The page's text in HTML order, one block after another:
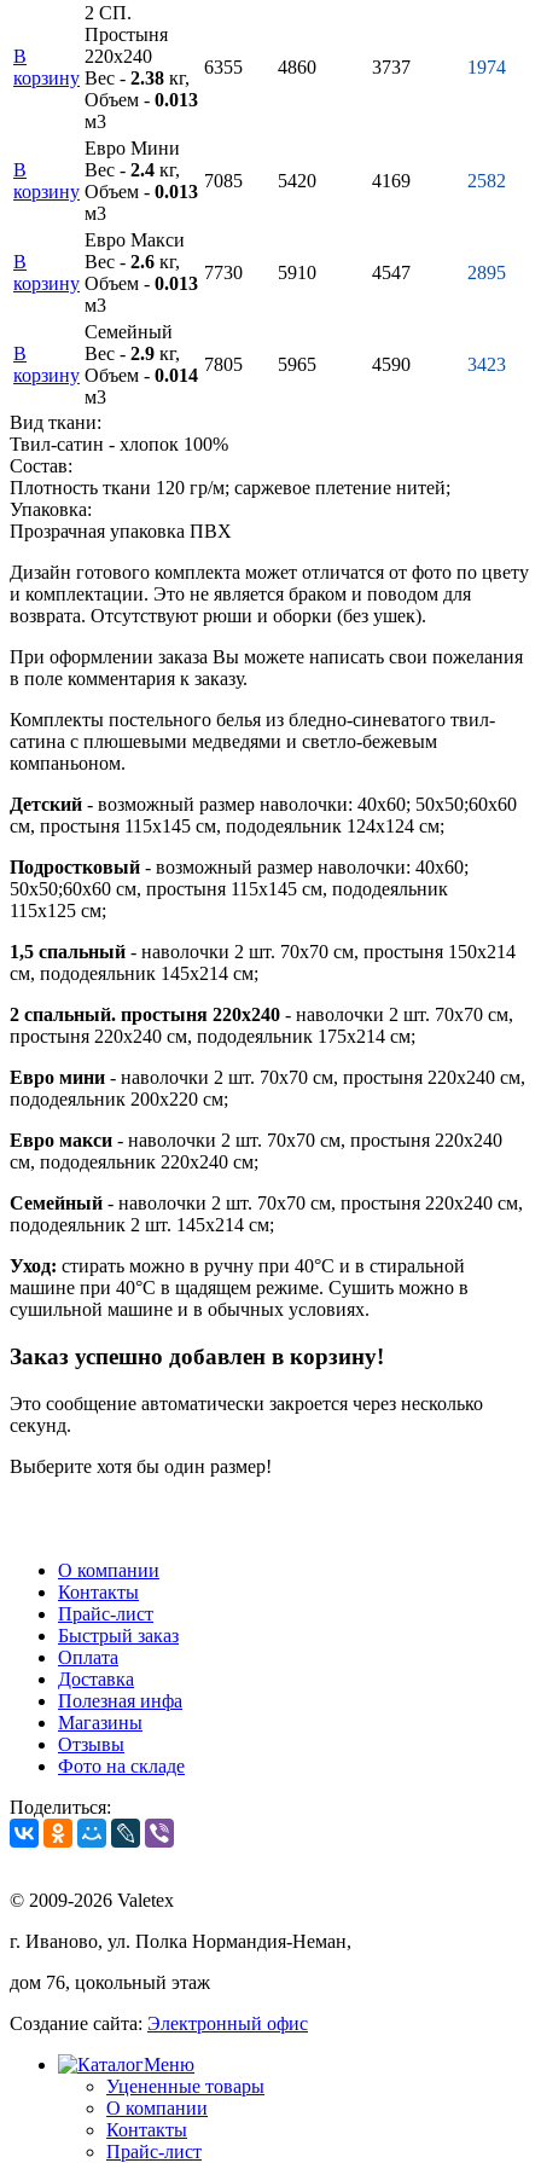
В
корзину
2 СП.
Простыня
220х240
Вес - 2.38 кг,
Объем - 0.013
м3
6355 4860 3737 1974
В
корзину
Евро Мини
Вес - 2.4 кг,
Объем - 0.013
м3
7085 5420 4169 2582
В
корзину
Евро Макси
Вес - 2.6 кг,
Объем - 0.013
м3
7730 5910 4547 2895
В
корзину
Семейный
Вес - 2.9 кг,
Объем - 0.014
м3
7805 5965 4590 3423
Вид ткани:
Твил-сатин - хлопок 100%
Состав:
Плотность ткани 120 гр/м; саржевое плетение нитей;
Упаковка:
Прозрачная упаковка ПВХ
Дизайн готового комплекта может отличатся от фото по цвету
и комплектации. Это не является браком и поводом для
возврата. Отсутствуют рюши и оборки (без ушек).
При оформлении заказа Вы можете написать свои пожелания
в поле комментария к заказу.
Комплекты постельного белья из бледно-синеватого твил-
сатина с плюшевыми медведями и светло-бежевым
компаньоном.
Детский - возможный размер наволочки: 40х60; 50х50;60х60
см, простыня 115х145 см, пододеяльник 124х124 см;
Подростковый - возможный размер наволочки: 40х60;
50х50;60х60 см, простыня 115х145 см, пододеяльник
115х125 см;
1,5 спальный - наволочки 2 шт. 70х70 см, простыня 150х214
см, пододеяльник 145х214 см;
2 спальный. простыня 220х240 - наволочки 2 шт. 70х70 см,
простыня 220х240 см, пододеяльник 175х214 см;
Евро мини - наволочки 2 шт. 70х70 см, простыня 220х240 см,
пододеяльник 200х220 см;
Евро макси - наволочки 2 шт. 70х70 см, простыня 220х240
см, пододеяльник 220х240 см;
Семейный - наволочки 2 шт. 70х70 см, простыня 220х240 см,
пододеяльник 2 шт. 145х214 см;
Уход: стирать можно в ручну при 40°С и в стиральной
машине при 40°С в щадящем режиме. Сушить можно в
сушильной машине и в обычных условиях.
Заказ успешно добавлен в корзину!
Это сообщение автоматически закроется через несколько
секунд.
Выберите хотя бы один размер!
О компании
Контакты
Прайс-лист
Быстрый заказ
Оплата
Доставка
Полезная инфа
Магазины
Отзывы
Фото на складе
Поделиться:
© 2009-2026 Valetex
г. Иваново, ул. Полка Нормандия-Неман,
дом 76, цокольный этаж
Создание сайта: Электронный офис
Меню
Уцененные товары
О компании
Контакты
Прайс-лист